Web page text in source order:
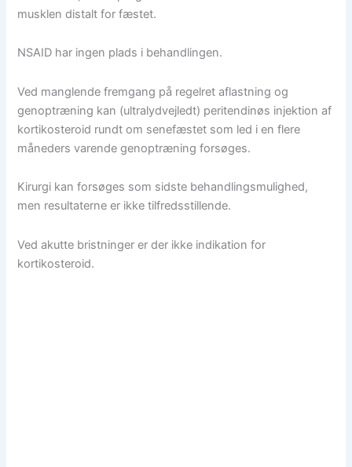
musklen distalt for fæstet.
NSAID har ingen plads i behandlingen.
Ved manglende fremgang på regelret aflastning og
genoptræning kan (ultralydvejledt) peritendinøs injektion af
kortikosteroid rundt om senefæstet som led i en flere
måneders varende genoptræning forsøges.
Kirurgi kan forsøges som sidste behandlingsmulighed,
men resultaterne er ikke tilfredsstillende.
Ved akutte bristninger er der ikke indikation for
kortikosteroid.